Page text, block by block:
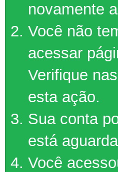
novamente
Você não
acessar
Verifique
esta ação.
Sua conta
está
Você